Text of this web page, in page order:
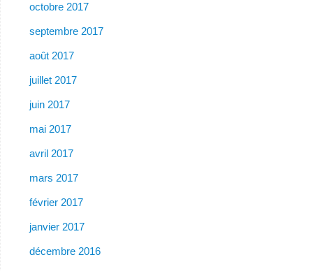
octobre 2017
septembre 2017
août 2017
juillet 2017
juin 2017
mai 2017
avril 2017
mars 2017
février 2017
janvier 2017
décembre 2016